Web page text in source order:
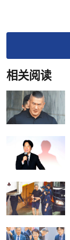
相关阅读